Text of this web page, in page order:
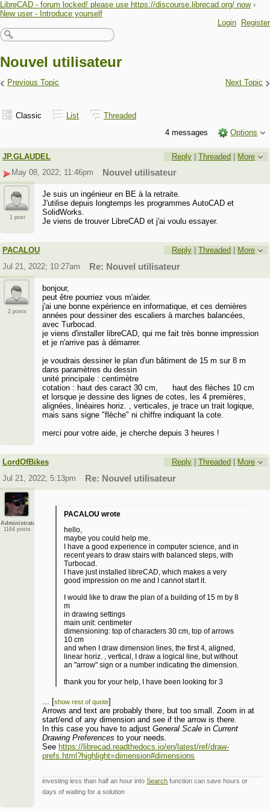
LibreCAD - forum locked! please use https://discourse.librecad.org/ now ›
New user - Introduce yourself
Login
Register
Nouvel utilisateur
‹ Previous Topic Next Topic ›
Classic List
Threaded
4 messages
Options
JP.GLAUDEL Reply |Threaded | More
May 08, 2022; 11:46pm
Nouvel utilisateur
1 post
Je suis un ingénieur en BE à la retraite.
J'utilise depuis longtemps les programmes AutoCAD et
SolidWorks.
Je viens de trouver LibreCAD et j'ai voulu essayer.
PACALOU Reply |Threaded
More
Jul 21, 2022; 10:27am
Re: Nouvel utilisateur
2 posts
bonjour,
peut être pourriez vous m'aider.
j'ai une bonne expérience en informatique, et ces dernières
années pour dessiner des escaliers à marches balancées,
avec Turbocad.
je viens d'installer libreCAD, qui me fait très bonne impression
et je n'arrive pas à démarrer.
je voudrais dessiner le plan d'un bâtiment de 15 m sur 8 m
dans paramètres du dessin
unité principale : centimètre
cotation : haut des caract 30 cm, haut des flèches 10 cm
et lorsque je dessine des lignes de cotes, les 4 premières,
alignées, linéaires horiz. , verticales, je trace un trait logique,
mais sans signe "flèche" ni chiffre indiquant la cote.
merci pour votre aide, je cherche depuis 3 heures !
LordOfBikes Reply |Threaded
More
Jul 21, 2022; 5:13pm
Re: Nouvel utilisateur
Administrator
1164 posts
PACALOU wrote
hello,
maybe you could help me.
I have a good experience in computer science, and in
recent years to draw stairs with balanced steps, with
Turbocad.
I have just installed libreCAD, which makes a very
good impression on me and I cannot start it.
I would like to draw the plan of a building of 15 m by 8
m
in drawing settings
main unit: centimeter
dimensioning: top of characters 30 cm, top of arrows
10 cm
and when I draw dimension lines, the first 4, aligned,
linear horiz. , vertical, I draw a logical line, but without
an "arrow" sign or a number indicating the dimension.
thank you for your help, I have been looking for 3
[show rest of quote]
Arrows and text are probably there, but too small. Zoom in at
start/end of any dimension and see if the arrow is there.
In this case you have to adjustGeneral Scale inCurrent
Drawing Preferences to your needs.
See https://librecad.readthedocs.io/en/latest/ref/draw-
prefs.html?highlight=dimension#dimensions
investing less than half an hour intoSearch function can save hours or
days of waiting for a solution